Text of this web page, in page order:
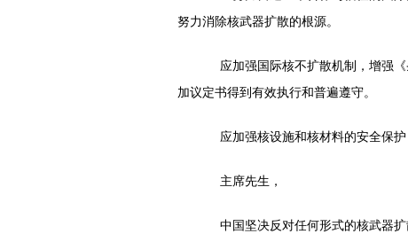
努力消除核武器扩散的根源。
应加强国际核不扩散机制，增强《
加议定书得到有效执行和普遍遵守。
应加强核设施和核材料的安全保护
主席先生，
中国坚决反对任何形式的核武器扩